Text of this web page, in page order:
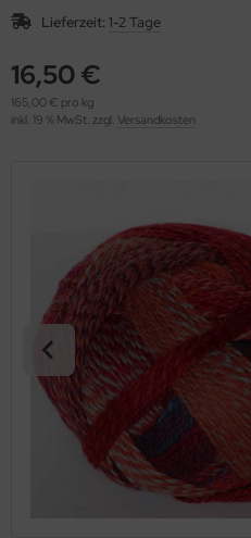
Lieferzeit: 1-2 Tage
16,50 €
165,00 € pro kg
inkl. 19 % MwSt. zzgl. Versandkosten
(276)